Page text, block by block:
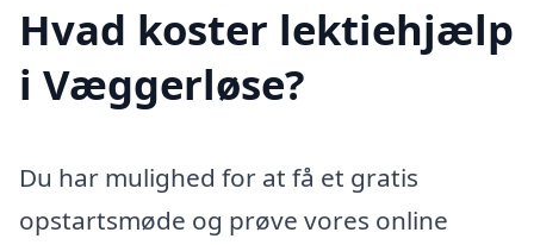
Hvad koster lektiehjælp
i Væggerløse?
Du har mulighed for at få et gratis
opstartsmøde og prøve vores online